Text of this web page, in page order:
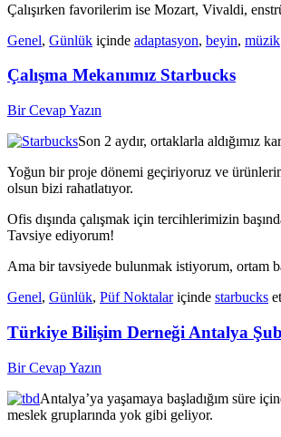
Çalışırken favorilerim ise Mozart, Vivaldi,
Genel, Günlük içinde adaptasyon, beyin, müzik
Çalışma Mekanımız Starbucks
Bir Cevap Yazın
Son 2 aydır, ortaklarla aldığımız
Yoğun bir proje dönemi geçiriyoruz ve
olsun bizi rahatlatıyor.
Ofis dışında çalışmak için tercihlerimizin
Tavsiye ediyorum!
Ama bir tavsiyede bulunmak istiyorum, ortam
Genel, Günlük, Püf Noktalariçinde starbucks
Türkiye Bilişim Derneği Antalya
Bir Cevap Yazın
Antalya’ya yaşamaya başladığım süre
meslek gruplarında yok gibi geliyor.